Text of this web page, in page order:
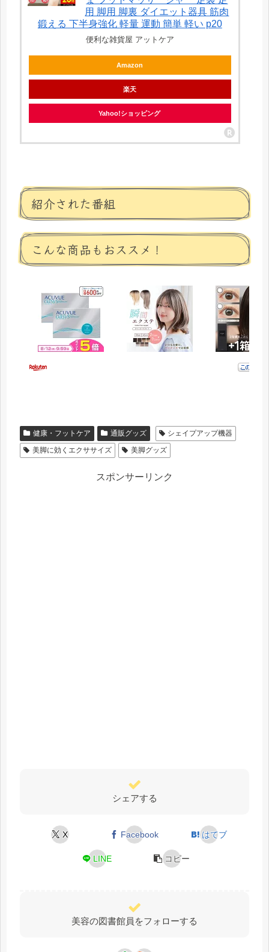
用 脚用 脚裏 ダイエット器具 筋肉
鍛える 下半身強化 軽量 運動 簡単 軽い p20
便利な雑貨屋 アットケア
Amazon
楽天
Yahoo!ショッピング
紹介された番組
こんな商品もおススメ！
健康・フットケア 通販グッズ
シェイプアップ機器
美脚に効くエクササイズ
美脚グッズ
スポンサーリンク
シェアする
X Facebook はてブ
LINE コピー
美容の図書館員をフォローする